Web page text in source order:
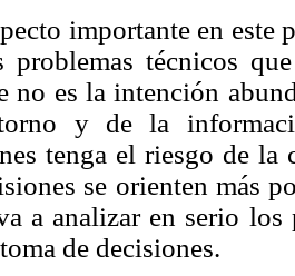
importante en este
problemas técnicos
no es la intención
y de la
tenga el riesgo de
se orienten más
a analizar en serio los
de decisiones.